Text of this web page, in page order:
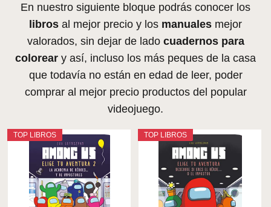
En nuestro siguiente bloque podrás conocer los
libros al mejor precio y los manuales mejor
valorados, sin dejar de lado cuadernos para
colorear y así, incluso los más peques de la casa
que todavía no están en edad de leer, poder
comprar al mejor precio productos del popular
videojuego.
TOP LIBROS TOP LIBROS